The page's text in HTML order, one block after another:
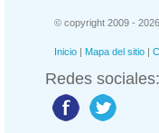
© copyright 2009 - 2026
Inicio | Mapa del sitio |
Redes sociales: